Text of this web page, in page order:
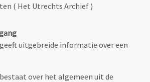
( Het Utrechts Archief )
uitgebreide informatie over een
over het algemeen uit de